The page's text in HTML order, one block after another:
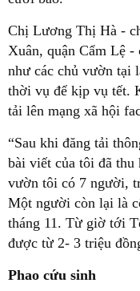
Chị Lương Thị Hà -
Xuân, quận Cẩm Lệ -
như các chủ vườn tại
thời vụ để kịp vụ tết.
tải lên mạng xã hội
“Sau khi đăng tải
bài viết của tôi đã
vườn tôi có 7 người,
Một người còn lại là
tháng 11. Từ giờ tới
được từ 2- 3 triệu
Phao cứu sinh